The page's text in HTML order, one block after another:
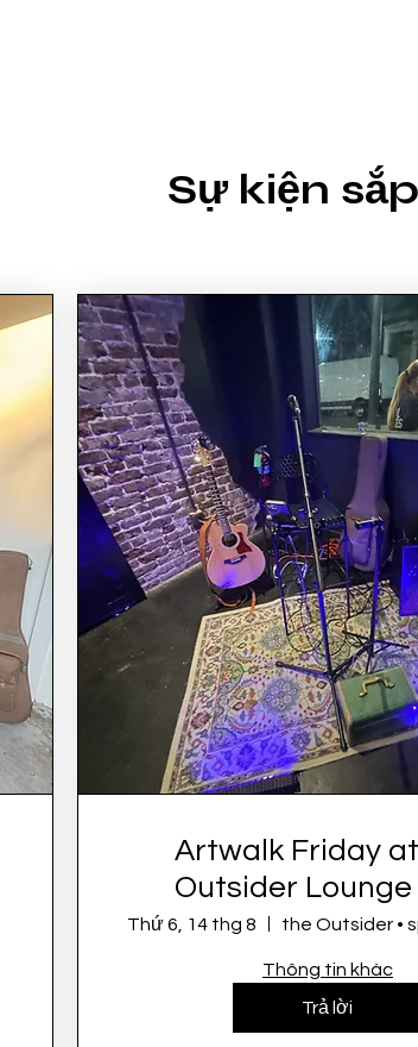
Sự kiện
Artwalk Friday
Outsider
Symone
Thứ 6, 14 thg 8 the Outsider •
Thông tin khác
Trả lời